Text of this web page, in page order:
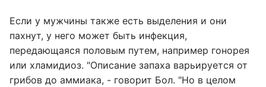
Если у мужчины также есть выделения и они
пахнут, у него может быть инфекция,
передающаяся половым путем, например гонорея
или хламидиоз. "Описание запаха варьируется от
грибов до аммиака, - говорит Бол. "Но в целом